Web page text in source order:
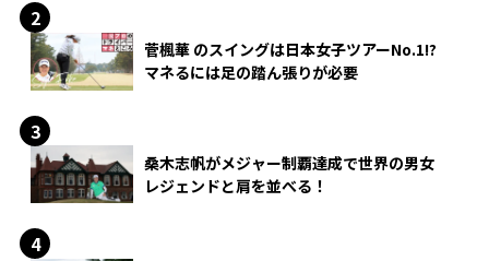
菅楓華 のスイングは日本女子ツアーNo.1!?
マネるには足の踏ん張りが必要
桑木志帆がメジャー制覇達成で世界の男女
レジェンドと肩を並べる！